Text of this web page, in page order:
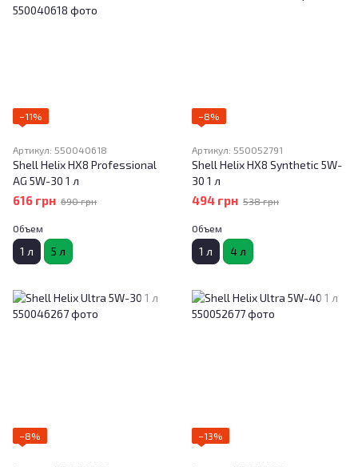
−11%
Артикул: 550040618
Shell Helix HX8 Professional
AG 5W-30 1 л
616 грн 690 грн
Объем
1 л 5 л
−8%
Артикул: 550052791
Shell Helix HX8 Synthetic 5W-
30 1 л
494 грн 538 грн
Объем
1 л 4 л
−8% −13%